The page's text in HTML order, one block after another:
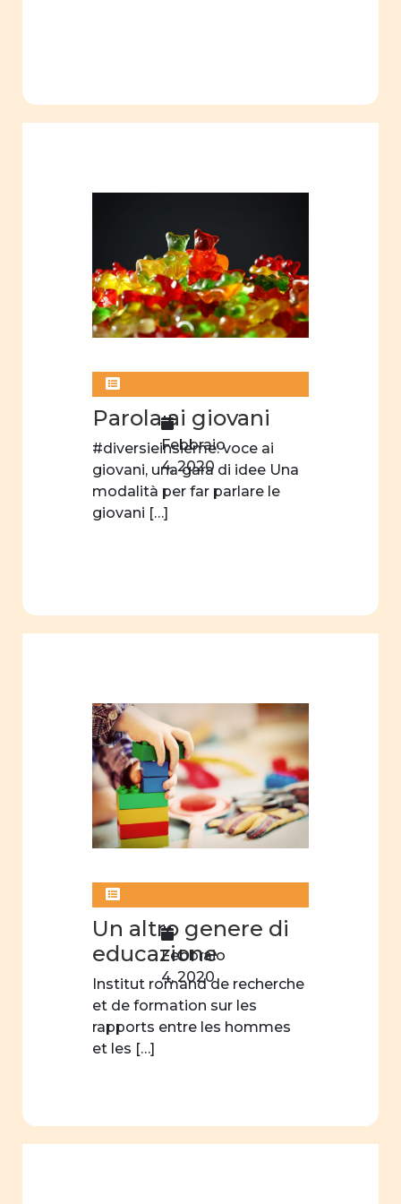
linguaggio
sport
edizioni
didattica
Formazione
identità
genere
film
Parola ai giovani
#diversieinsieme: voce ai
giovani, una gara di idee Una
modalità per far parlare le
giovani […]
Febbraio
4, 2020
Un altro genere di
educazione
Institut romand de recherche
et de formation sur les
rapports entre les hommes
et les […]
Febbraio
4, 2020